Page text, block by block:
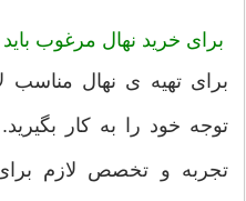
برای خرید نهال مرغوب
برای تهیه ی نهال
توجه خود را به کار
تجربه و تخصص لازم